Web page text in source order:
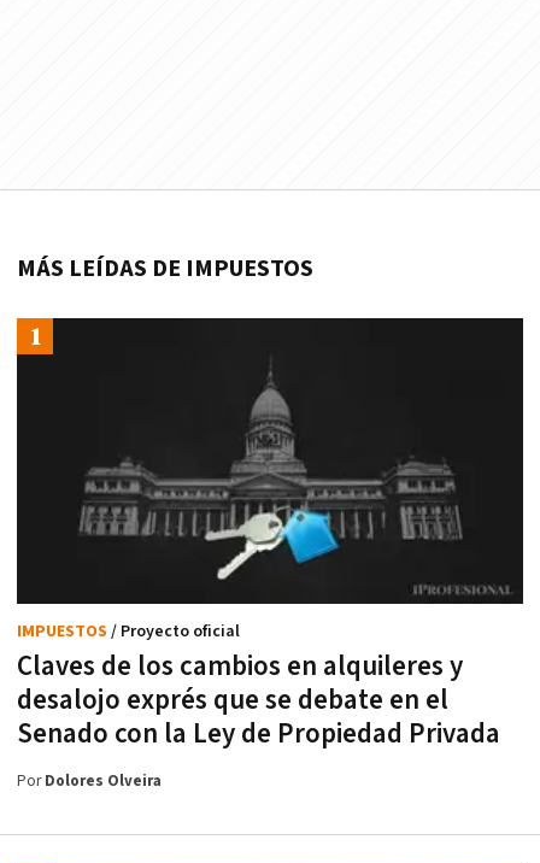
MÁS LEÍDAS DE IMPUESTOS
Claves de los cambios en alquileres y
desalojo exprés que se debate en el
Senado con la Ley de Propiedad Privada
IMPUESTOS / Proyecto oficial
PorDolores Olveira